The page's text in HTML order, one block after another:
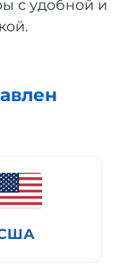
с удобной и